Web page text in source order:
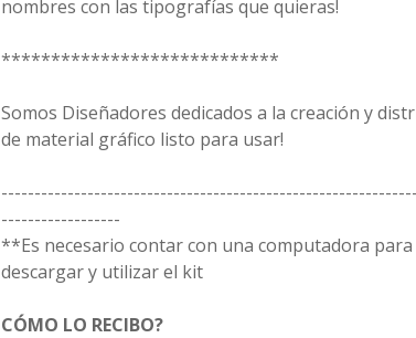
nombres con las tipografías que quieras!
****************************
Somos Diseñadores dedicados a la creación y
de material gráfico listo para usar!
------------------
**Es necesario contar con una computadora para
descargar y utilizar el kit
CÓMO LO RECIBO?